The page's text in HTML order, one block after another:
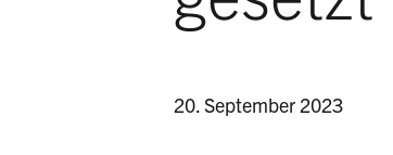
20. September 2023